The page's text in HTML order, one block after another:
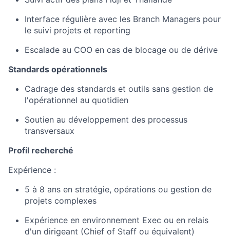
Interface régulière avec les Branch Managers pour
le suivi projets et reporting
Escalade au COO en cas de blocage ou de dérive
Standards opérationnels
Cadrage des standards et outils sans gestion de
l'opérationnel au quotidien
Soutien au développement des processus
transversaux
Profil recherché
Expérience :
5 à 8 ans en stratégie, opérations ou gestion de
projets complexes
Expérience en environnement Exec ou en relais
d'un dirigeant (Chief of Staff ou équivalent)